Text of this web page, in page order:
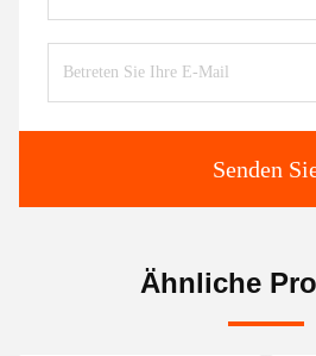
Senden
Ähnliche